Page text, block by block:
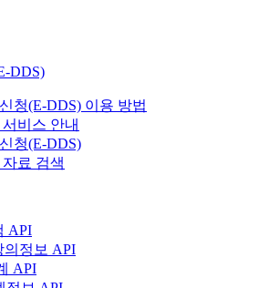
DDS)
청(E-DDS) 이용 방법
비스 안내
청(E-DDS)
료 검색
API
의정보 API
API